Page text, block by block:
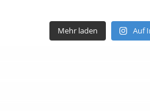
Mehr laden Auf